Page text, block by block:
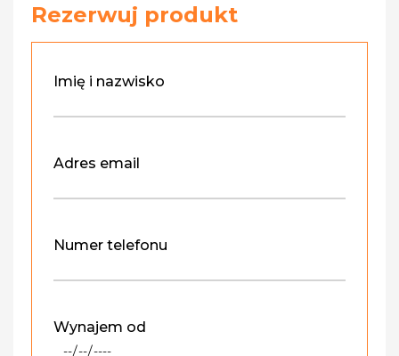
Rezerwuj produkt
Imię i nazwisko
Adres email
Numer telefonu
Wynajem od